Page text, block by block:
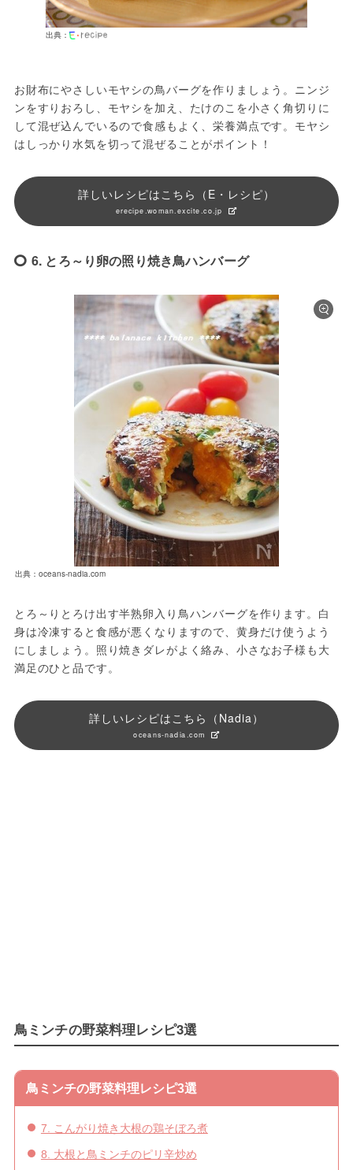
出典：
お財布にやさしいモヤシの鳥バーグを作りましょう。ニンジ
ンをすりおろし、モヤシを加え、たけのこを小さく角切りに
して混ぜ込んでいるので食感もよく、栄養満点です。モヤシ
はしっかり水気を切って混ぜることがポイント！
詳しいレシピはこちら（E・レシピ）
erecipe.woman.excite.co.jp
6. とろ～り卵の照り焼き鳥ハンバーグ
出典：oceans-nadia.com
とろ～りとろけ出す半熟卵入り鳥ハンバーグを作ります。白
身は冷凍すると食感が悪くなりますので、黄身だけ使うよう
にしましょう。照り焼きダレがよく絡み、小さなお子様も大
満足のひと品です。
詳しいレシピはこちら（Nadia）
oceans-nadia.com
鳥ミンチの野菜料理レシピ3選
鳥ミンチの野菜料理レシピ3選
7. こんがり焼き大根の鶏そぼろ煮
8. 大根と鳥ミンチのピリ辛炒め